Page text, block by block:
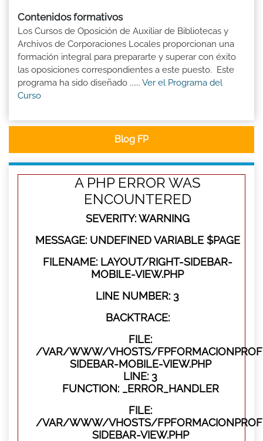
Contenidos formativos
Los Cursos de Oposición de Auxiliar de Bibliotecas y
Archivos de Corporaciones Locales proporcionan una
formación integral para prepararte y superar con éxito
las oposiciones correspondientes a este puesto. Este
programa ha sido diseñado ...... Ver el Programa del
Curso
Blog FP
A PHP ERROR WAS
ENCOUNTERED
SEVERITY: WARNING
MESSAGE: UNDEFINED VARIABLE $PAGE
FILENAME: LAYOUT/RIGHT-SIDEBAR-
MOBILE-VIEW.PHP
LINE NUMBER: 3
BACKTRACE:
FILE:
/VAR/WWW/VHOSTS/
SIDEBAR-MOBILE-VIEW.PHP
LINE: 3
FUNCTION: _ERROR_HANDLER
FILE:
/VAR/WWW/VHOSTS/
SIDEBAR-VIEW.PHP